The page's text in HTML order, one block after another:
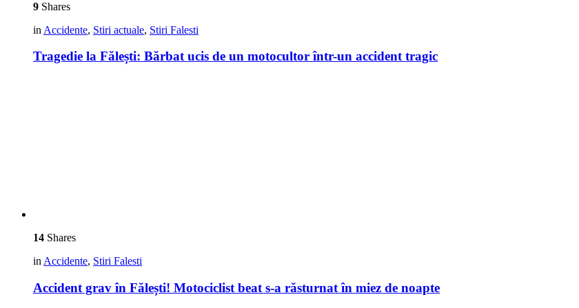
9 Shares
in Accidente, Stiri actuale, Stiri Falesti
Tragedie la Fălești: Bărbat ucis de un motocultor într-un accident tragic
14 Shares
in Accidente, Stiri Falesti
Accident grav în Fălești! Motociclist beat s-a răsturnat în miez de noapte